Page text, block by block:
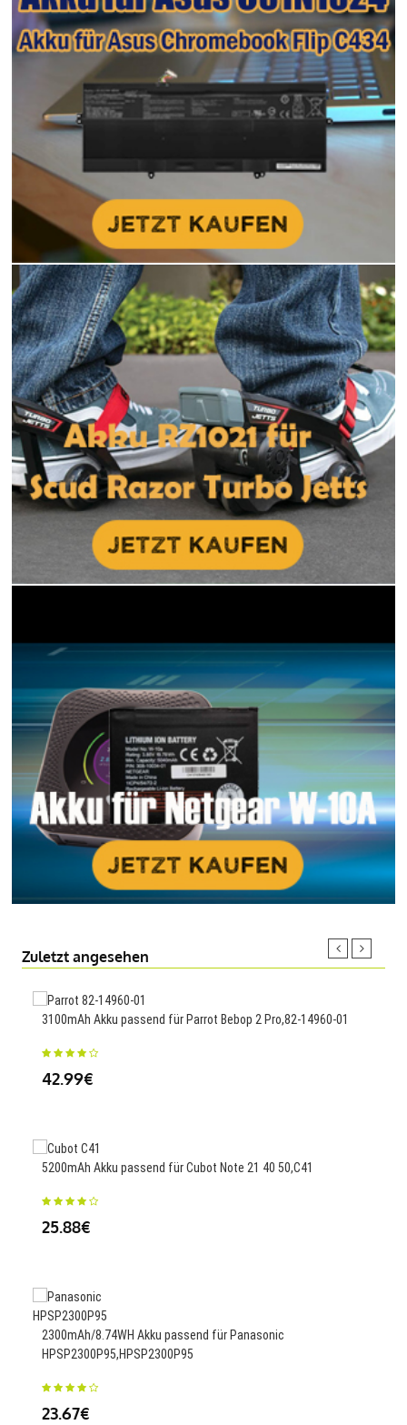
Zuletzt angesehen
3100mAh Akku passend für Parrot Bebop 2 Pro,82-14960-01
42.99€
5200mAh Akku passend für Cubot Note 21 40 50,C41
25.88€
2300mAh/8.74WH Akku passend für Panasonic
HPSP2300P95,HPSP2300P95
23.67€